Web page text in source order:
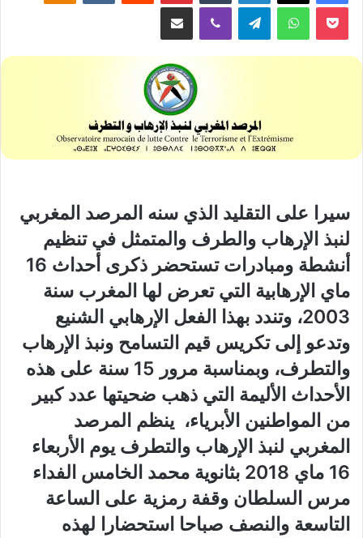
واتساب
سيرا على التقليد الذي سنه المرصد المغربي
لنبذ الإرهاب والطرف والمتمثل في تنظيم
أنشطة ومبادرات تستحضر ذكرى أحداث 16
ماي الإرهابية التي تعرض لها المغرب سنة
2003، وتندد بهذا الفعل الإرهابي الشنيع
وتدعو إلى تكريس قيم التسامح ونبذ الإرهاب
والتطرف، وبمناسبة مرور 15 سنة على هذه
الأحداث الأليمة التي ذهب ضحيتها عدد كبير
من المواطنين الأبرياء، ينظم المرصد
المغربي لنبذ الإرهاب والتطرف يوم الأربعاء
16 ماي 2018 بثانوية محمد الخامس الفداء
مرس السلطان وقفة رمزية على الساعة
التاسعة والنصف صباحا استحضارا لهذه